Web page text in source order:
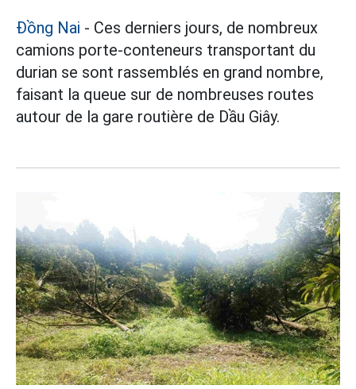
Đồng Nai - Ces derniers jours, de nombreux
camions porte-conteneurs transportant du
durian se sont rassemblés en grand nombre,
faisant la queue sur de nombreuses routes
autour de la gare routière de Dầu Giây.